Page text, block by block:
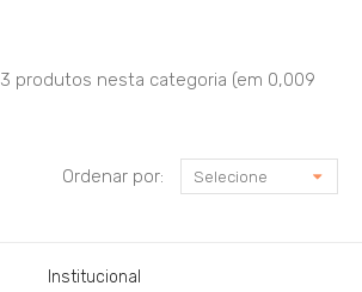
3 produtos nesta categoria (em 0,009
Ordenar por: Selecione
Institucional